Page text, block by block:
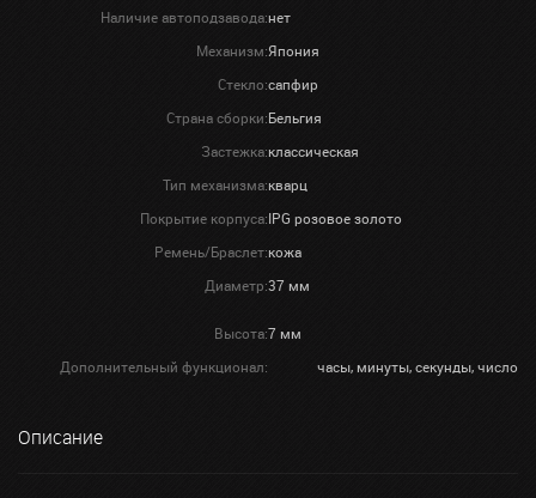
Наличие автоподзавода:нет
Механизм:Япония
Стекло:сапфир
Страна сборки:Бельгия
Застежка:классическая
Тип механизма:кварц
Покрытие корпуса:IPG розовое золото
Ремень/Браслет:кожа
Диаметр:37 мм
Высота:7 мм
Дополнительный функционал:
часы, минуты, секунды, число
Описание